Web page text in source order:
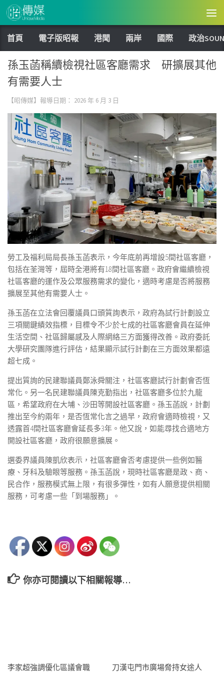
Skip to content
首頁 電子版昭報 港聞 兩岸 國際 政治
孫玉菡稱續檢視社區客廳需求 研擴展其他
有需要人士
【昭傳媒】報導日期： 2026 年 6 月 3 日
勞工及福利局局長孫玉菡表示，今年底前再增設5間社區客廳，
包括在荃灣等，屆時全港將有18間社區客廳。政府會繼續檢視
社區客廳的運作及公眾服務需求的變化，適時考慮是否將服務
擴展至其他有需要人士。
孫玉菡在立法會回覆議員口頭質詢表示，政府為試行計劃設立
三項關鍵績效指標，目標令不少於七成的社區客廳會員在延伸
生活空間、社區歸屬感及人際網絡三方面獲得改善。政府委託
大學研究團隊進行評估，結果顯示試行計劃在三方面效果都遠
超七成。
提出質詢的民建聯議員鄭泳舜關注，社區客廳試行計劃會否恆
常化。另一名民建聯議員陳克勤指出，社區客廳多位於九龍
區，希望政府在大埔、沙田等開設社區客廳。孫玉菡說，計劃
推出至今約兩年，是否恆常化言之過早，政府會適時檢視，又
透露首4間社區客廳會延長多3年。他又說，如能尋找合適地方
開設社區客廳，政府很願意擴展。
選委界議員陳凱欣表示，社區客廳會否考慮提供一些例如醫
療、牙科及驗眼等服務。孫玉菡說，現時社區客廳是政、商、
民合作，服務模式無上限，有很多彈性，如有人願意提供相關
服務，可考慮一些「到場服務」。
你亦可閱讀以下相關報導…
李家超強調優化區議會職 刀漢屯門市廣場脅持女途人